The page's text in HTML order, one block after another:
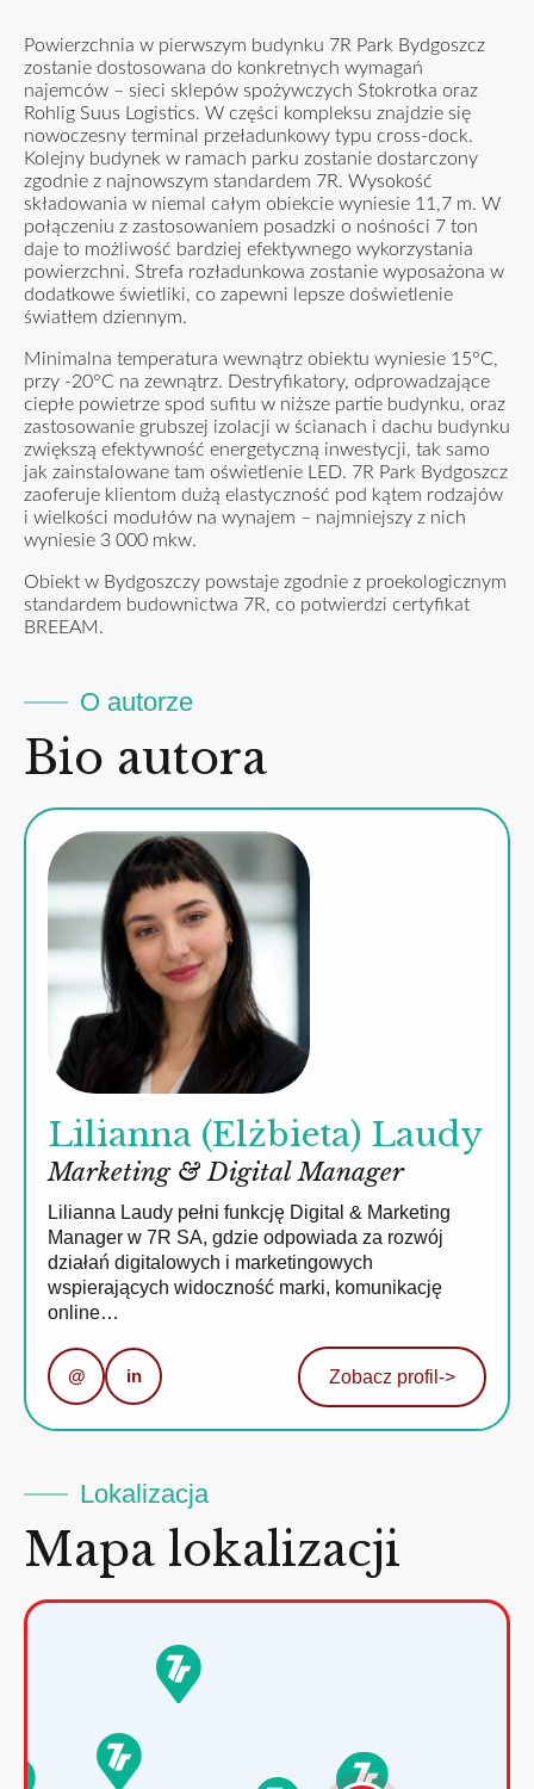
Powierzchnia w pierwszym budynku 7R Park Bydgoszcz
zostanie dostosowana do konkretnych wymagań
najemców – sieci sklepów spożywczych Stokrotka oraz
Rohlig Suus Logistics. W części kompleksu znajdzie się
nowoczesny terminal przeładunkowy typu cross-dock.
Kolejny budynek w ramach parku zostanie dostarczony
zgodnie z najnowszym standardem 7R. Wysokość
składowania w niemal całym obiekcie wyniesie 11,7 m. W
połączeniu z zastosowaniem posadzki o nośności 7 ton
daje to możliwość bardziej efektywnego wykorzystania
powierzchni. Strefa rozładunkowa zostanie wyposażona w
dodatkowe świetliki, co zapewni lepsze doświetlenie
światłem dziennym.
Minimalna temperatura wewnątrz obiektu wyniesie 15°C,
przy -20°C na zewnątrz. Destryfikatory, odprowadzające
ciepłe powietrze spod sufitu w niższe partie budynku, oraz
zastosowanie grubszej izolacji w ścianach i dachu budynku
zwiększą efektywność energetyczną inwestycji, tak samo
jak zainstalowane tam oświetlenie LED. 7R Park Bydgoszcz
zaoferuje klientom dużą elastyczność pod kątem rodzajów
i wielkości modułów na wynajem – najmniejszy z nich
wyniesie 3 000 mkw.
Obiekt w Bydgoszczy powstaje zgodnie z proekologicznym
standardem budownictwa 7R, co potwierdzi certyfikat
BREEAM.
O autorze
Bio autora
Lilianna (Elżbieta) Laudy
Marketing & Digital Manager
Lilianna Laudy pełni funkcję Digital & Marketing
Manager w 7R SA, gdzie odpowiada za rozwój
działań digitalowych i marketingowych
wspierających widoczność marki, komunikację
online…
@ in Zobacz profil ->
Lokalizacja
Mapa lokalizacji